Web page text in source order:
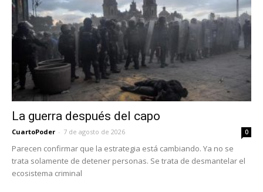
La guerra después del capo
CuartoPoder - 7 de agosto de 2026 0
Parecen confirmar que la estrategia está cambiando. Ya no se
trata solamente de detener personas. Se trata de desmantelar el
ecosistema criminal